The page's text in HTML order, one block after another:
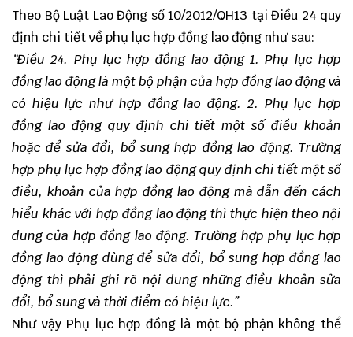
Theo Bộ Luật Lao Động số 10/2012/QH13 tại Điều 24 quy
định chi tiết về phụ lục hợp đồng lao động như sau:
“Điều 24. Phụ lục hợp đồng lao động 1. Phụ lục hợp
đồng lao động là một bộ phận của hợp đồng lao động và
có hiệu lực như hợp đồng lao động. 2. Phụ lục hợp
đồng lao động quy định chi tiết một số điều khoản
hoặc để sửa đổi, bổ sung hợp đồng lao động. Trường
hợp phụ lục hợp đồng lao động quy định chi tiết một số
điều, khoản của hợp đồng lao động mà dẫn đến cách
hiểu khác với hợp đồng lao động thì thực hiện theo nội
dung của hợp đồng lao động. Trường hợp phụ lục hợp
đồng lao động dùng để sửa đổi, bổ sung hợp đồng lao
động thì phải ghi rõ nội dung những điều khoản sửa
đổi, bổ sung và thời điểm có hiệu lực.”
Như vậy Phụ lục hợp đồng là một bộ phận không thể